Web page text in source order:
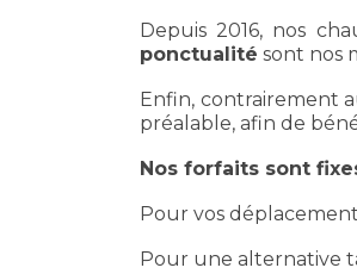
Depuis 2016, nos
ponctualité sont nos
Enfin, contrairement
préalable, afin de
Nos forfaits sont
Pour vos
Pour une alternative